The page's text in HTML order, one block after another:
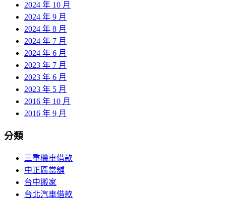
2024 年 10 月
2024 年 9 月
2024 年 8 月
2024 年 7 月
2024 年 6 月
2023 年 7 月
2023 年 6 月
2023 年 5 月
2016 年 10 月
2016 年 9 月
分類
三重機車借款
中正區當舖
台中搬家
台北汽車借款